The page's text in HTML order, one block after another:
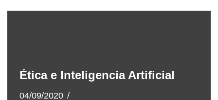
Ética e Inteligencia Artificial
04/09/2020